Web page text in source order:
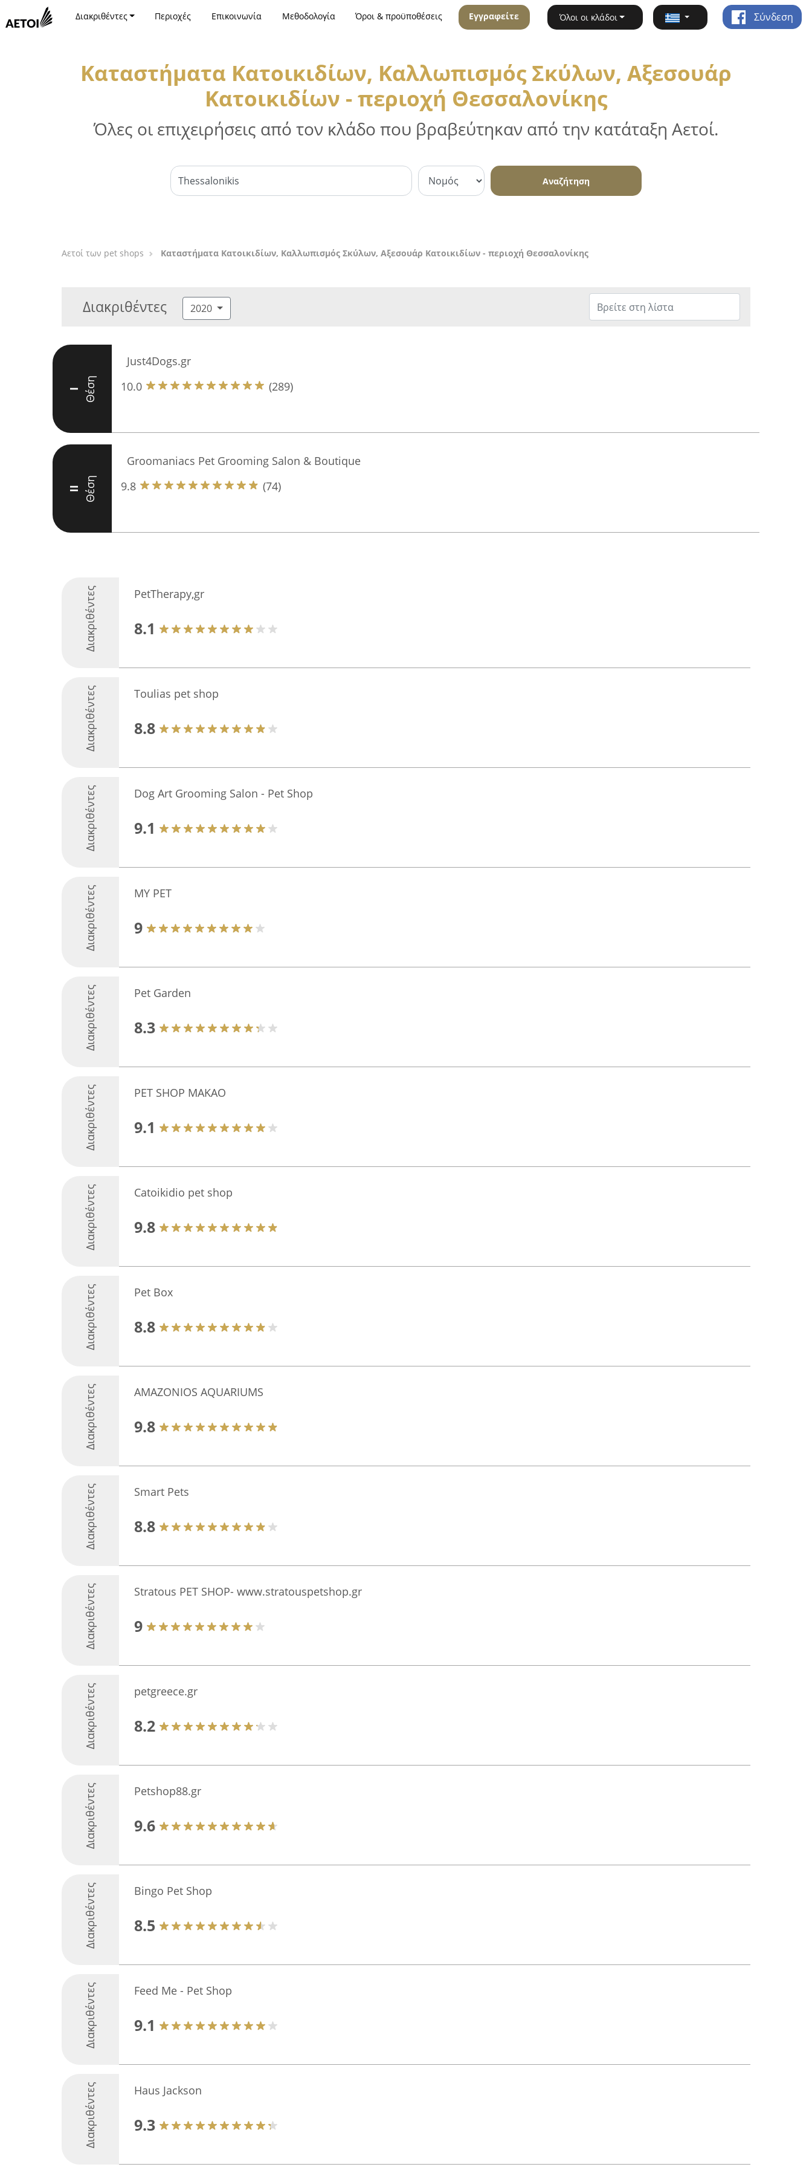
Διακριθέντες Περιοχές Επικοινωνία Μεθοδολογία Όροι & προϋποθέσεις Εγγραφείτε Όλοι οι κλάδοι Σύνδεση
Καταστήματα Κατοικιδίων, Καλλωπισμός Σκύλων, Αξεσουάρ
Κατοικιδίων - περιοχή Θεσσαλονίκης
Όλες οι επιχειρήσεις από τον κλάδο που βραβεύτηκαν από την κατάταξη Αετοί.
Αναζήτηση
Αετοί των pet shops Καταστήματα Κατοικιδίων, Καλλωπισμός Σκύλων, Αξεσουάρ Κατοικιδίων - περιοχή Θεσσαλονίκης
Διακριθέντες 2020
I Θέση
Just4Dogs.gr
10.0
(289)
II Θέση
Groomaniacs Pet Grooming Salon & Boutique
9.8
(74)
Διακριθέντες PetTherapy,gr
8.1
Διακριθέντες Toulias pet shop
8.8
Διακριθέντες Dog Art Grooming Salon - Pet Shop
9.1
Διακριθέντες MY PET
9
Διακριθέντες Pet Garden
8.3
Διακριθέντες PET SHOP MAKAO
9.1
Διακριθέντες Catoikidio pet shop
9.8
Διακριθέντες Pet Box
8.8
Διακριθέντες AMAZONIOS AQUARIUMS
9.8
Διακριθέντες Smart Pets
8.8
Διακριθέντες Stratous PET SHOP- www.stratouspetshop.gr
9
Διακριθέντες petgreece.gr
8.2
Διακριθέντες Petshop88.gr
9.6
Διακριθέντες Bingo Pet Shop
8.5
Διακριθέντες Feed Me - Pet Shop
9.1
Διακριθέντες Haus Jackson
9.3